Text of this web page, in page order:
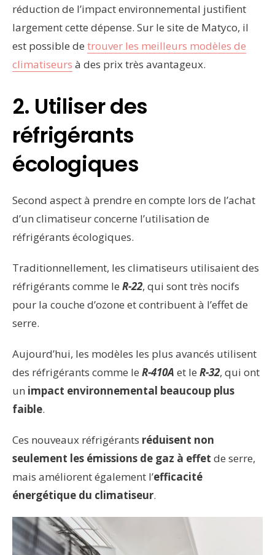
réduction de l’impact environnemental justifient
largement cette dépense. Sur le site de Matyco, il
est possible de trouver les meilleurs modèles de
climatiseurs à des prix très avantageux.
2. Utiliser des
réfrigérants
écologiques
Second aspect à prendre en compte lors de l’achat
d’un climatiseur concerne l’utilisation de
réfrigérants écologiques.
Traditionnellement, les climatiseurs utilisaient des
réfrigérants comme le R-22, qui sont très nocifs
pour la couche d’ozone et contribuent à l’effet de
serre.
Aujourd’hui, les modèles les plus avancés utilisent
des réfrigérants comme le R-410A et le R-32, qui ont
un impact environnemental beaucoup plus
faible.
Ces nouveaux réfrigérants réduisent non
seulement les émissions de gaz à effet de serre,
mais améliorent également l’efficacité
énergétique du climatiseur.